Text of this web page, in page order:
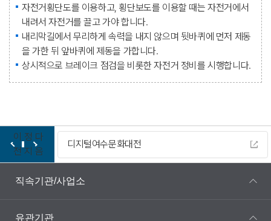
자전거횡단도를 이용하고, 횡단보도를 이용할 때는 자전거에서
내려서 자전거를 끌고 가야 합니다.
내리막길에서 무리하게 속력을 내지 않으며 뒷바퀴에 먼저 제동
을 가한 뒤 앞바퀴에 제동을 가합니다.
상시적으로 브레이크 점검을 비롯한 자전거 정비를 시행합니다.
이
전
정
지
다
음
디지털여수문화대전
직속기관/사업소
유관기관